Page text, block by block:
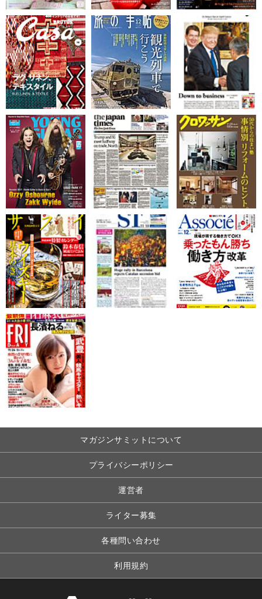
マガジンサミットについて
プライバシーポリシー
運営者
ライター募集
各種問い合わせ
利用規約